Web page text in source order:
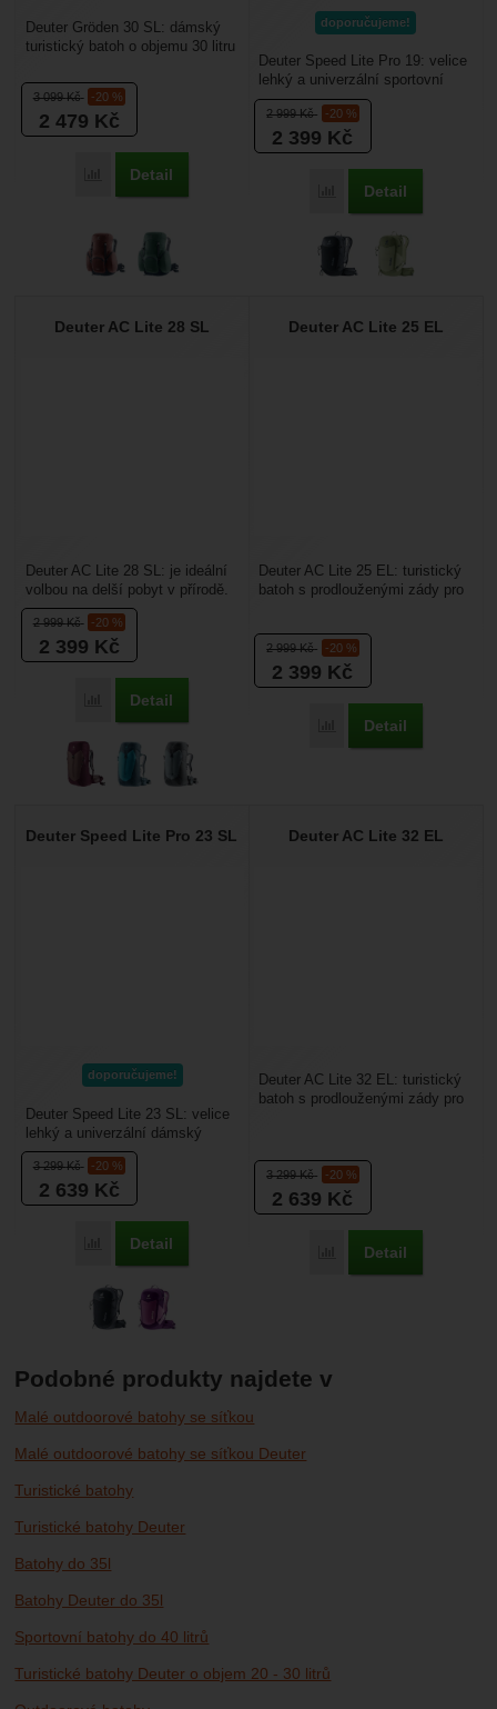
3 099Kč -20 %
2 479 Kč
Porovnat
Detail
Deuter Gröden 30 SL: dámský
turistický batoh o objemu 30 litru
prvky. Hodí...
doporučujeme!
2 999Kč -20 %
2 399 Kč
Porovnat
Detail
Deuter Speed Lite Pro 19: velice
lehký a univerzální sportovní
batoh určený na turistiku,
cyklistiku,...
Deuter AC Lite 28 SL
2 999Kč -20 %
2 399 Kč
Porovnat
Detail
Deuter AC Lite 28 SL: je ideální
volbou na delší pobyt v přírodě.
Bez problému do něj zabalíte
všechny...
Deuter AC Lite 25 EL
2 999Kč -20 %
2 399 Kč
Porovnat
Detail
Deuter AC Lite 25 EL: turistický
batoh s prodlouženými zády pro
Deuter Speed Lite Pro 23 SL
doporučujeme!
3 299Kč -20 %
2 639 Kč
Porovnat
Detail
Deuter Speed Lite 23 SL: velice
lehký a univerzální dámský
sportovní batoh určený na
turistiku, cyklistiku,...
Deuter AC Lite 32 EL
3 299Kč -20 %
2 639 Kč
Porovnat
Detail
Deuter AC Lite 32 EL: turistický
batoh s prodlouženými zády pro
Podobné produkty najdete v
Malé outdoorové batohy se síťkou
Malé outdoorové batohy se síťkou Deuter
Turistické batohy
Turistické batohy Deuter
Batohy do 35l
Batohy Deuter do 35l
Sportovní batohy do 40 litrů
Turistické batohy Deuter o objem 20 - 30 litrů